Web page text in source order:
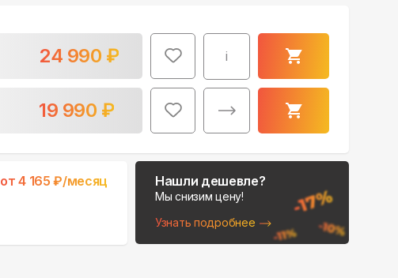
24 990 ₽ i
19 990 ₽
от4 165 ₽/месяц Нашли дешевле?
Мы снизим цену!
Узнать подробнее